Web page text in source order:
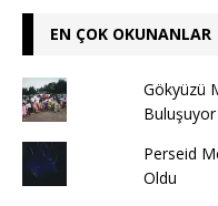
EN ÇOK OKUNANLAR
Gökyüzü
Buluşuyor
Perseid
Oldu